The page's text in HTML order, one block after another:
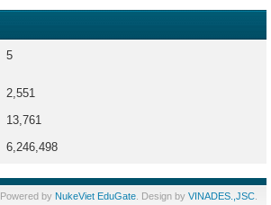
5
2,551
13,761
6,246,498
Powered by NukeViet EduGate. Design by VINADES.,JSC.